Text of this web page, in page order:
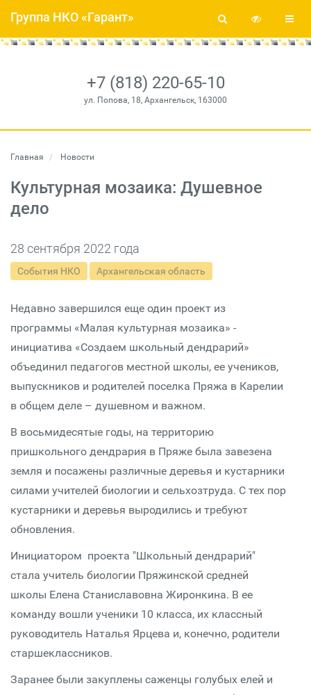
+7 (818) 220-65-10
ул. Попова, 18, Архангельск, 163000
Группа НКО «Гарант»
Главная Новости
Культурная мозаика: Душевное
дело
28 сентября 2022 года
События НКО Архангельская область
Недавно завершился еще один проект из
программы «Малая культурная мозаика» -
инициатива «Создаем школьный дендрарий»
объединил педагогов местной школы, ее учеников,
выпускников и родителей поселка Пряжа в Карелии
в общем деле – душевном и важном.
В восьмидесятые годы, на территорию
пришкольного дендрария в Пряже была завезена
земля и посажены различные деревья и кустарники
силами учителей биологии и сельхозтруда. С тех пор
кустарники и деревья выродились и требуют
обновления.
Инициатором проекта "Школьный дендрарий"
стала учитель биологии Пряжинской средней
школы Елена Станиславовна Жиронкина. В ее
команду вошли ученики 10 класса, их классный
руководитель Наталья Ярцева и, конечно, родители
старшеклассников.
Заранее были закуплены саженцы голубых елей и